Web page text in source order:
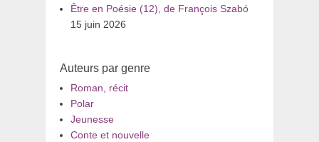
Être en Poésie (12), de François Szabó
15 juin 2026
Auteurs par genre
Roman, récit
Polar
Jeunesse
Conte et nouvelle